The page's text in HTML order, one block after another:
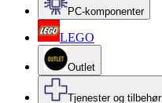
PC-komponenter
LEGO
Outlet
Tjenester og tilbehør